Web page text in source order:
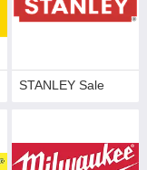
STANLEY Sale